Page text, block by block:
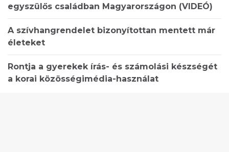
egyszülős családban Magyarországon (VIDEÓ)
A szívhangrendelet bizonyítottan mentett már
életeket
Rontja a gyerekek írás- és számolási készségét
a korai közösségimédia-használat